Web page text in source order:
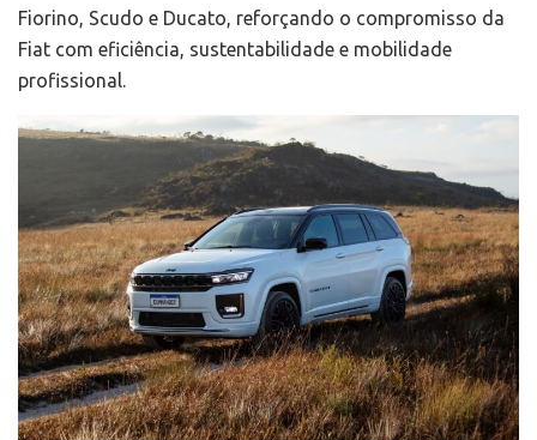
Fiorino, Scudo e Ducato, reforçando o compromisso da
Fiat com eficiência, sustentabilidade e mobilidade
profissional.